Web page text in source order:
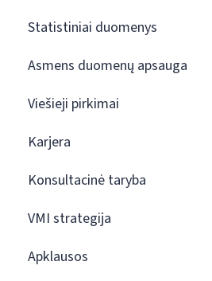
Statistiniai duomenys
Asmens duomenų apsauga
Viešieji pirkimai
Karjera
Konsultacinė taryba
VMI strategija
Apklausos